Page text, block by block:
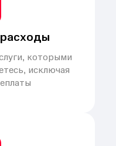
которыми
исключая